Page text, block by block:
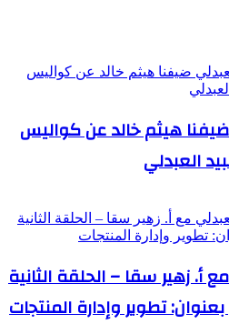
هيثم خالد عن كواليس
العبدلي
أ. زهير سقا – الحلقة الثانية
تطوير وإدارة المنتجات